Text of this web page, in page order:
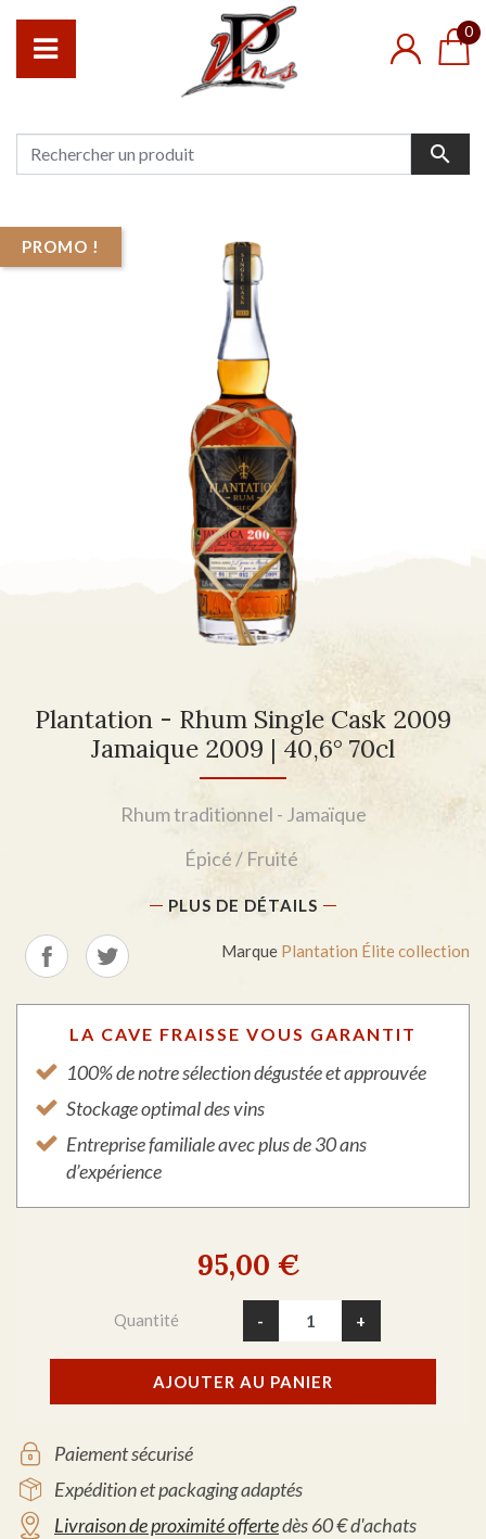
0

Plantation - Rhum Single Cask 2009
Jamaique 2009 | 40,6° 70cl
Rhum traditionnel - Jamaïque
Épicé / Fruité
PLUS DE DÉTAILS
Marque Plantation Élite collection
LA CAVE FRAISSE VOUS GARANTIT
100% de notre sélection dégustée et approuvée
Stockage optimal des vins
Entreprise familiale avec plus de 30 ans
d’expérience
PROMO !
95,00 €
Quantité - +
AJOUTER AU PANIER
Paiement sécurisé
Expédition et packaging adaptés
Livraison de proximité offertedès 60 € d'achats